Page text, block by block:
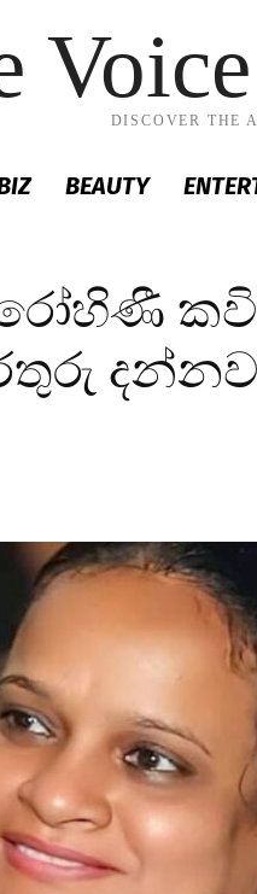
DISCOVER THE
BEAUTY
රෝහිණී